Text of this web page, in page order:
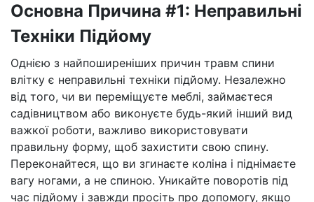
Основна Причина #1: Неправильні
Техніки Підйому
Однією з найпоширеніших причин травм спини
влітку є неправильні техніки підйому. Незалежно
від того, чи ви переміщуєте меблі, займаєтеся
садівництвом або виконуєте будь-який інший вид
важкої роботи, важливо використовувати
правильну форму, щоб захистити свою спину.
Переконайтеся, що ви згинаєте коліна і піднімаєте
вагу ногами, а не спиною. Уникайте поворотів під
час підйому і завжди просіть про допомогу, якщо